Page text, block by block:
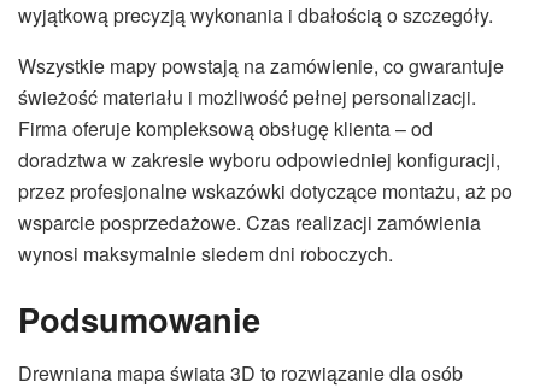
wyjątkową precyzją wykonania i dbałością o szczegóły.
Wszystkie mapy powstają na zamówienie, co gwarantuje
świeżość materiału i możliwość pełnej personalizacji.
Firma oferuje kompleksową obsługę klienta – od
doradztwa w zakresie wyboru odpowiedniej konfiguracji,
przez profesjonalne wskazówki dotyczące montażu, aż po
wsparcie posprzedażowe. Czas realizacji zamówienia
wynosi maksymalnie siedem dni roboczych.
Podsumowanie
Drewniana mapa świata 3D to rozwiązanie dla osób